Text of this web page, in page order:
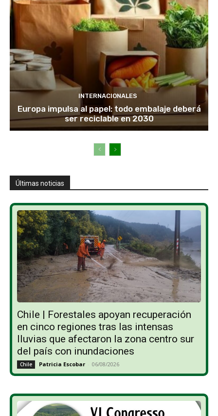
INTERNACIONALES
Europa impulsa al papel: todo embalaje deberá
ser reciclable en 2030
Últimas noticias
Chile | Forestales apoyan recuperación
en cinco regiones tras las intensas
lluvias que afectaron la zona centro sur
del país con inundaciones
Chile Patricia Escobar - 06/08/2026